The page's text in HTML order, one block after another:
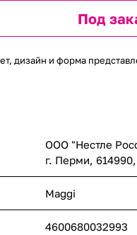
Под
дизайн и форма
ООО "Нестле
г. Перми,
Maggi
4600680032993